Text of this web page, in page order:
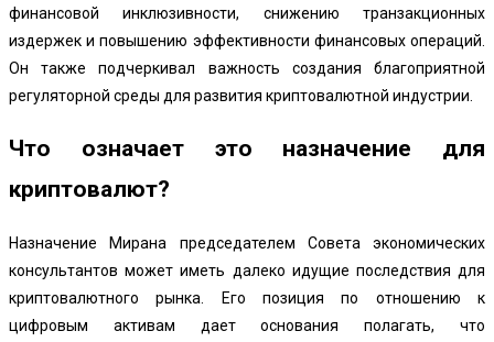
финансовой инклюзивности, снижению транзакционных
издержек и повышению эффективности финансовых операций.
Он также подчеркивал важность создания благоприятной
регуляторной среды для развития криптовалютной индустрии.
Что означает это назначение для
криптовалют?
Назначение Мирана председателем Совета экономических
консультантов может иметь далеко идущие последствия для
криптовалютного рынка. Его позиция по отношению к
цифровым активам дает основания полагать, что